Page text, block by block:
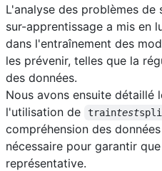
L'analyse des problèmes
sur-apprentissage a mis en
dans l'entraînement des
les prévenir, telles que la
des données.
Nous avons ensuite détaillé
l'utilisation de
traintest
compréhension des
nécessaire pour garantir
représentative.